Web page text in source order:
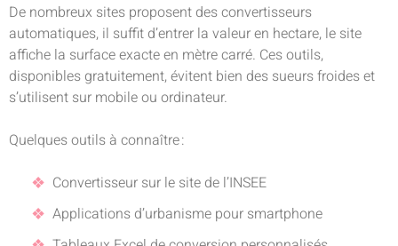
De nombreux sites proposent des convertisseurs
automatiques, il suffit d’entrer la valeur en hectare, le site
affiche la surface exacte en mètre carré. Ces outils,
disponibles gratuitement, évitent bien des sueurs froides et
s’utilisent sur mobile ou ordinateur.
Quelques outils à connaître :
Convertisseur sur le site de l’INSEE
Applications d’urbanisme pour smartphone